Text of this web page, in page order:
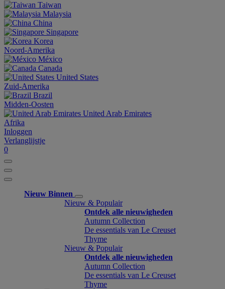
Taiwan
Malaysia
China
Singapore
Korea
Noord-Amerika
México
Canada
United States
Zuid-Amerika
Brazil
Midden-Oosten
United Arab Emirates
Afrika
Inloggen
Verlanglijstje
0
Nieuw Binnen
Nieuw & Populair
Ontdek alle nieuwigheden
Autumn Collection
De essentials van Le Creuset
Thyme
Nieuw & Populair
Ontdek alle nieuwigheden
Autumn Collection
De essentials van Le Creuset
Thyme